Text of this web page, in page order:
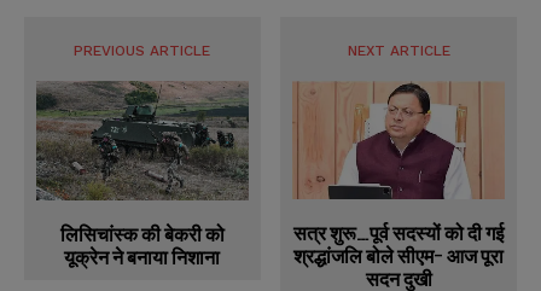
PREVIOUS ARTICLE
लिसिचांस्क की बेकरी को
यूक्रेन ने बनाया निशाना
NEXT ARTICLE
सत्र शुरू…पूर्व सदस्यों को दी गई
श्रद्धांजलि बोले सीएम- आज पूरा
सदन दुखी